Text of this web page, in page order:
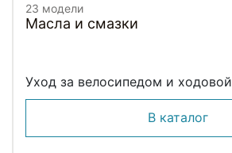
23 модели
Масла и смазки
Уход за велосипедом и ходовой
В каталог